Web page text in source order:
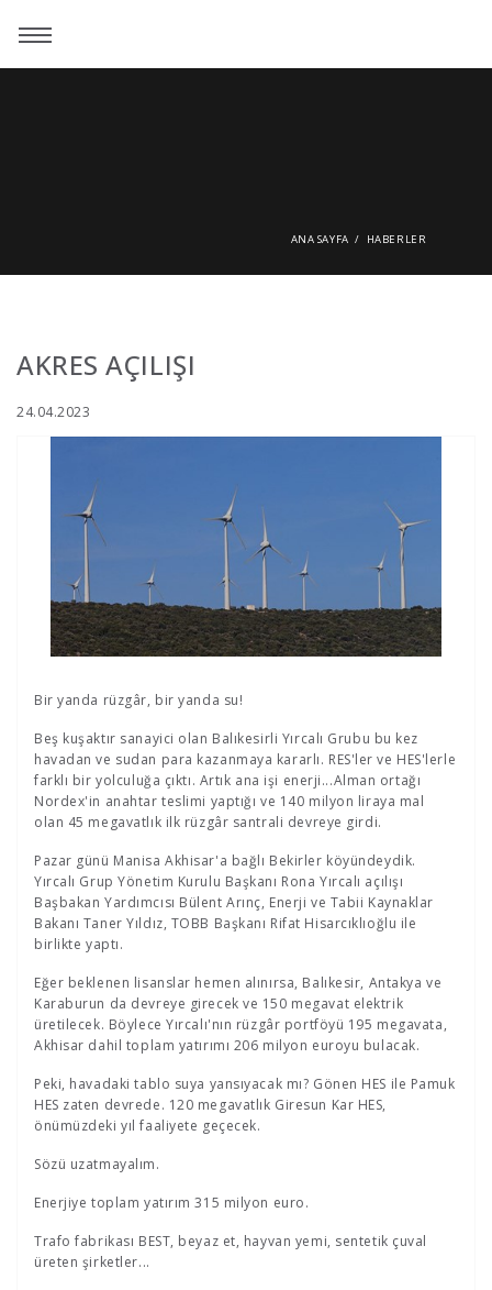
ANA SAYFA HABERLER
AKRES AÇILIŞI
24.04.2023
Bir yanda rüzgâr, bir yanda su!
Beş kuşaktır sanayici olan Balıkesirli Yırcalı Grubu bu kez
havadan ve sudan para kazanmaya kararlı. RES'ler ve HES'lerle
farklı bir yolculuğa çıktı. Artık ana işi enerji...Alman ortağı
Nordex'in anahtar teslimi yaptığı ve 140 milyon liraya mal
olan 45 megavatlık ilk rüzgâr santrali devreye girdi.
Pazar günü Manisa Akhisar'a bağlı Bekirler köyündeydik.
Yırcalı Grup Yönetim Kurulu Başkanı Rona Yırcalı açılışı
Başbakan Yardımcısı Bülent Arınç, Enerji ve Tabii Kaynaklar
Bakanı Taner Yıldız, TOBB Başkanı Rifat Hisarcıklıoğlu ile
birlikte yaptı.
Eğer beklenen lisanslar hemen alınırsa, Balıkesir, Antakya ve
Karaburun da devreye girecek ve 150 megavat elektrik
üretilecek. Böylece Yırcalı'nın rüzgâr portföyü 195 megavata,
Akhisar dahil toplam yatırımı 206 milyon euroyu bulacak.
Peki, havadaki tablo suya yansıyacak mı? Gönen HES ile Pamuk
HES zaten devrede. 120 megavatlık Giresun Kar HES,
önümüzdeki yıl faaliyete geçecek.
Sözü uzatmayalım.
Enerjiye toplam yatırım 315 milyon euro.
Trafo fabrikası BEST, beyaz et, hayvan yemi, sentetik çuval
üreten şirketler...